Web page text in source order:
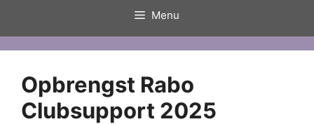
Menu
Opbrengst Rabo
Clubsupport 2025